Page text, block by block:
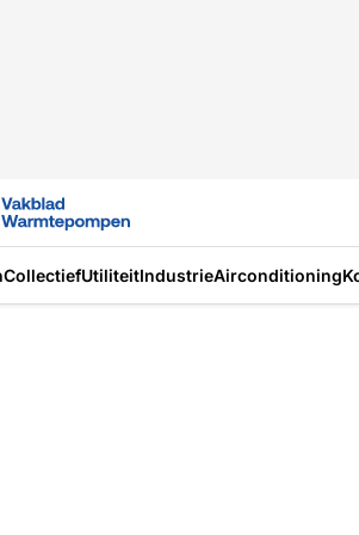
CollectiefUtiliteitIndustrieAirconditioning